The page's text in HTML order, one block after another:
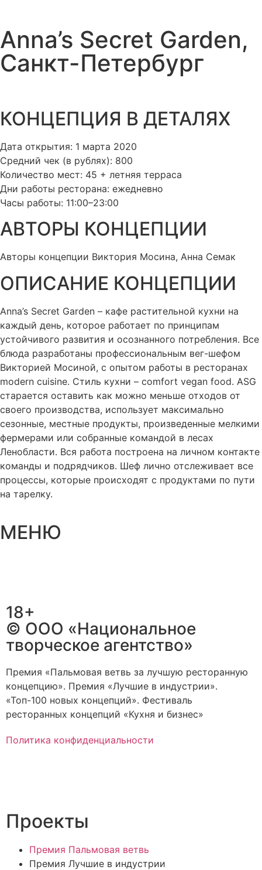
Anna’s Secret Garden,
Санкт-Петербург
КОНЦЕПЦИЯ В ДЕТАЛЯХ​
Дата открытия: 1 марта 2020
Средний чек (в рублях): 800
Количество мест: 45 + летняя терраса
Дни работы ресторана: ежедневно
Часы работы: 11:00–23:00
АВТОРЫ КОНЦЕПЦИИ​
Авторы концепции Виктория Мосина, Анна Семак
ОПИСАНИЕ КОНЦЕПЦИИ​
Anna’s Secret Garden – кафе растительной кухни на
каждый день, которое работает по принципам
устойчивого развития и осознанного потребления. Все
блюда разработаны профессиональным вег-шефом
Викторией Мосиной, с опытом работы в ресторанах
modern cuisine. Стиль кухни – сomfort vegan food. ASG
старается оставить как можно меньше отходов от
своего производства, использует максимально
сезонные, местные продукты, произведенные мелкими
фермерами или собранные командой в лесах
Ленобласти. Вся работа построена на личном контакте
команды и подрядчиков. Шеф лично отслеживает все
процессы, которые происходят с продуктами по пути
на тарелку.
МЕНЮ
18+
© ООО «Национальное
творческое агентство»
Премия «Пальмовая ветвь за лучшую ресторанную
концепцию». Премия «Лучшие в индустрии».
«Топ-100 новых концепций». Фестиваль
ресторанных концепций «Кухня и бизнес»
Политика конфиденциальности
Проекты
Премия Пальмовая ветвь
Премия Лучшие в индустрии